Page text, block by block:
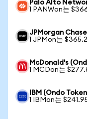
Palo Alto
1 PANWon는
JPMorgan
1 JPMon는
McDonald's
1 MCDon는
IBM (Ondo
1 IBMon는